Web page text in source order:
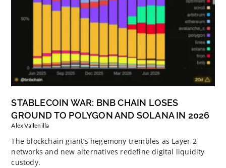
STABLECOIN WAR: BNB CHAIN LOSES
GROUND TO POLYGON AND SOLANA IN 2026
Alex Vallenilla
The blockchain giant’s hegemony trembles as Layer-2
networks and new alternatives redefine digital liquidity
custody.